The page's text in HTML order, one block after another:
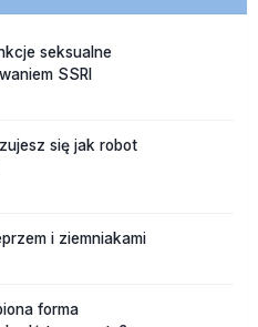
seksualne
SSRI
się jak robot
i ziemniakami
forma